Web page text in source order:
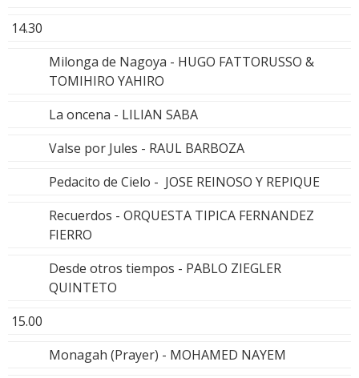
14.30
Milonga de Nagoya - HUGO FATTORUSSO &
TOMIHIRO YAHIRO
La oncena - LILIAN SABA
Valse por Jules - RAUL BARBOZA
Pedacito de Cielo - JOSE REINOSO Y REPIQUE
Recuerdos - ORQUESTA TIPICA FERNANDEZ
FIERRO
Desde otros tiempos - PABLO ZIEGLER
QUINTETO
15.00
Monagah (Prayer) - MOHAMED NAYEM